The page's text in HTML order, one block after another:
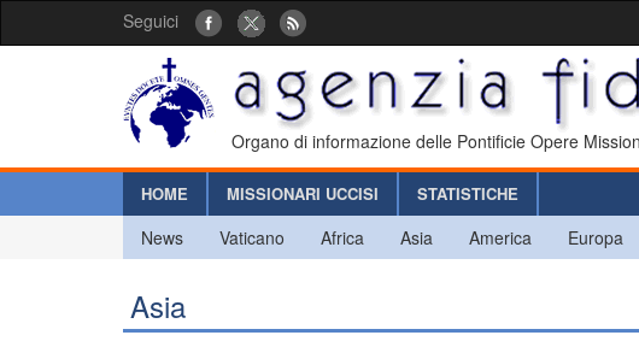
Seguici
Organo di informazione delle Pontificie Opere
HOME MISSIONARI UCCISI STATISTICHE
News Vaticano Africa Asia America Europa
Asia